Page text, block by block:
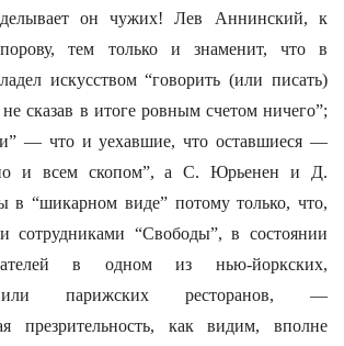
он чужих! Лев Аннинский, к
тем только и знаменит, что в
искусством “говорить (или писать)
сказав в итоге ровным счетом ничего”;
— что и уехавшие, что оставшиеся —
и всем скопом”, а С. Юрьенен и Д.
в “шикарном виде” потому только, что,
сотрудниками “Свободы”, в состоянии
в одном из нью-йоркских,
парижских ресторанов, —
презрительность, как видим, вполне